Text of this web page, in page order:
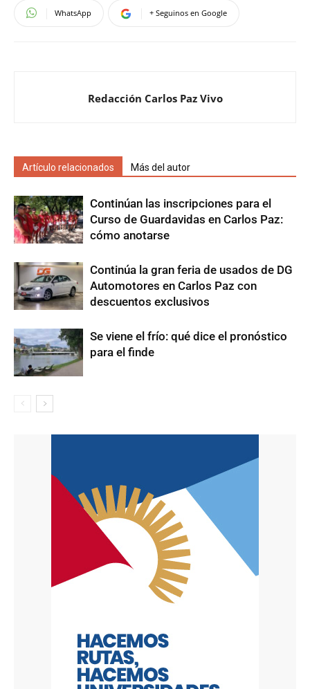
WhatsApp + Seguinos en Google
Redacción Carlos Paz Vivo
Artículo relacionados Más del autor
Continúan las inscripciones para el
Curso de Guardavidas en Carlos Paz:
cómo anotarse
Continúa la gran feria de usados de DG
Automotores en Carlos Paz con
descuentos exclusivos
Se viene el frío: qué dice el pronóstico
para el finde